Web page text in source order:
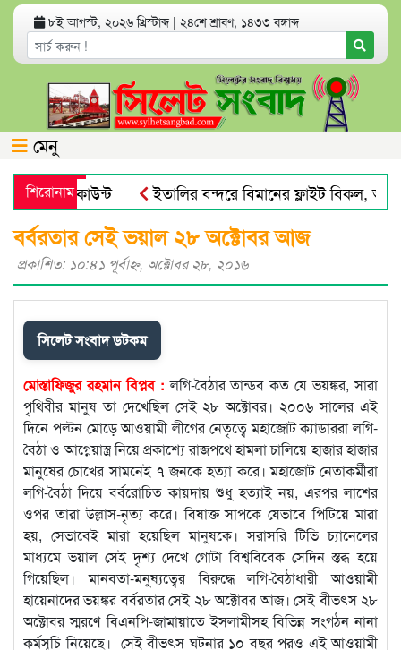
৮ই আগস্ট, ২০২৬ খ্রিস্টাব্দ | ২৪শে শ্রাবণ, ১৪৩৩ বঙ্গাব্দ
মেনু
শিরোনাম
অ্যাকাউন্ট
ইতালির বন্দরে বিমানের ফ্লাইট বিকল,
: এড. জুবায়ের
বর্বরতার সেই ভয়াল ২৮ অক্টোবর আজ
প্রকাশিত: ১০:৪১ পূর্বাহ্ণ, অক্টোবর ২৮, ২০১৬
সিলেট সংবাদ ডটকম
মোস্তাফিজুর রহমান বিপ্লব : লগি-বৈঠার তান্ডব কত যে ভয়ঙ্কর, সারা
পৃথিবীর মানুষ তা দেখেছিল সেই ২৮ অক্টোবর। ২০০৬ সালের এই
দিনে পল্টন মোড়ে আওয়ামী লীগের নেতৃত্বে মহাজোট ক্যাডাররা লগি-
বৈঠা ও আগ্নেয়াস্ত্র নিয়ে প্রকাশ্যে রাজপথে হামলা চালিয়ে হাজার হাজার
মানুষের চোখের সামনেই ৭ জনকে হত্যা করে। মহাজোট নেতাকর্মীরা
লগি-বৈঠা দিয়ে বর্বরোচিত কায়দায় শুধু হত্যাই নয়, এরপর লাশের
ওপর তারা উল্লাস-নৃত্য করে। বিষাক্ত সাপকে যেভাবে পিটিয়ে মারা
হয়, সেভাবেই মারা হয়েছিল মানুষকে। সরাসরি টিভি চ্যানেলের
মাধ্যমে ভয়াল সেই দৃশ্য দেখে গোটা বিশ্ববিবেক সেদিন স্তব্ধ হয়ে
গিয়েছিল। মানবতা-মনুষ্যত্বের বিরুদ্ধে লগি-বৈঠাধারী আওয়ামী
হায়েনাদের ভয়ঙ্কর বর্বরতার সেই ২৮ অক্টোবর আজ। সেই বীভৎস ২৮
অক্টোবর স্মরণে বিএনপি-জামায়াতে ইসলামীসহ বিভিন্ন সংগঠন নানা
কর্মসূচি নিয়েছে। সেই বীভৎস ঘটনার ১০ বছর পরও এই আওয়ামী